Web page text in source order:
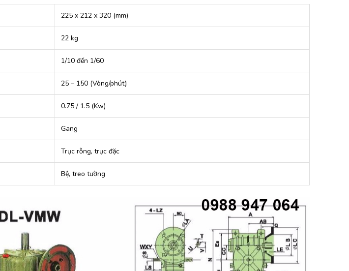
225 x 212 x 320 (mm)
22 kg
1/10 đến 1/60
25 – 150 (Vòng/phút)
0.75 / 1.5 (Kw)
Gang
Trục rỗng, trục đặc
Bệ, treo tường